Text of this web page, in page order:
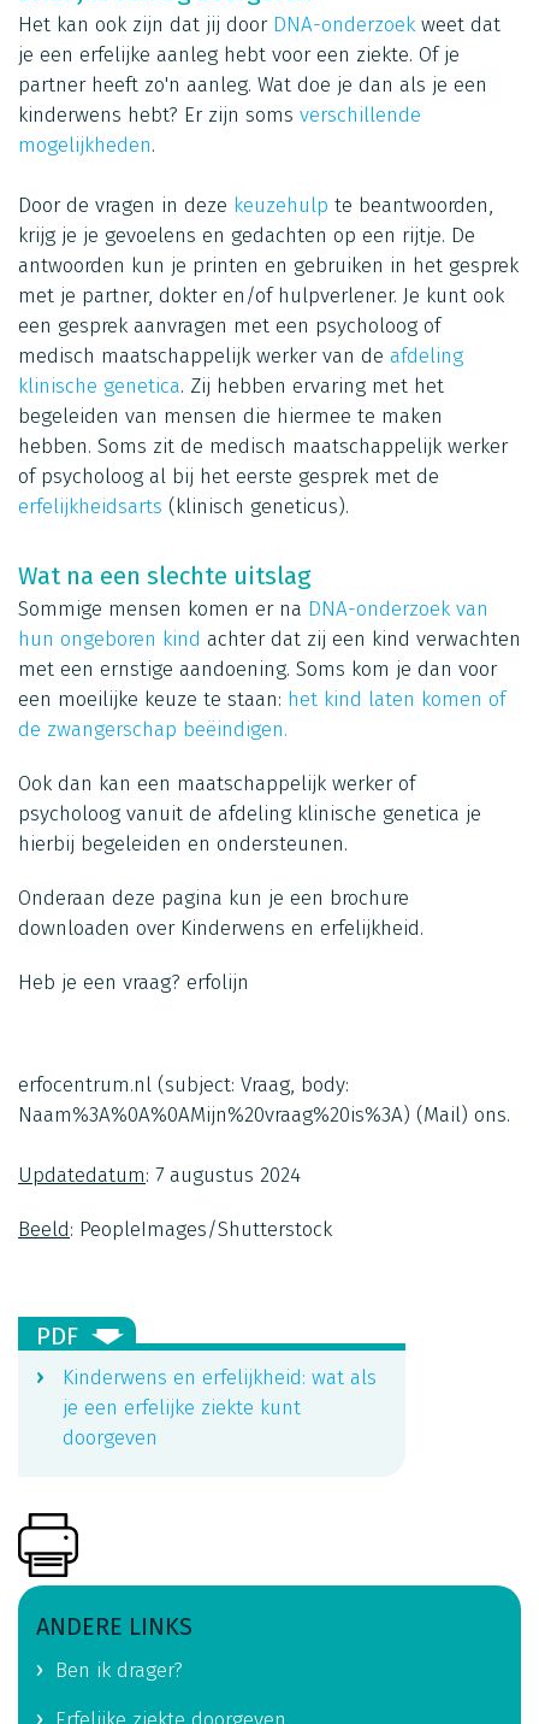
Het kan ook zijn dat jij door DNA-onderzoek weet dat
je een erfelijke aanleg hebt voor een ziekte. Of je
partner heeft zo'n aanleg. Wat doe je dan als je een
kinderwens hebt? Er zijn soms verschillende
mogelijkheden.
Door de vragen in deze keuzehulp te beantwoorden,
krijg je je gevoelens en gedachten op een rijtje. De
antwoorden kun je printen en gebruiken in het gesprek
met je partner, dokter en/of hulpverlener. Je kunt ook
een gesprek aanvragen met een psycholoog of
medisch maatschappelijk werker van de afdeling
klinische genetica. Zij hebben ervaring met het
begeleiden van mensen die hiermee te maken
hebben. Soms zit de medisch maatschappelijk werker
of psycholoog al bij het eerste gesprek met de
erfelijkheidsarts (klinisch geneticus).
Wat na een slechte uitslag
Sommige mensen komen er na DNA-onderzoek van
hun ongeboren kind achter dat zij een kind verwachten
met een ernstige aandoening. Soms kom je dan voor
een moeilijke keuze te staan: het kind laten komen of
de zwangerschap beëindigen.
Ook dan kan een maatschappelijk werker of
psycholoog vanuit de afdeling klinische genetica je
hierbij begeleiden en ondersteunen.
Onderaan deze pagina kun je een brochure
downloaden over Kinderwens en erfelijkheid.
Heb je een vraag? erfolijn
erfocentrum.nl (subject: Vraag, body:
Naam%3A%0A%0AMijn%20vraag%20is%3A) (Mail) ons.
Updatedatum: 7 augustus 2024
Beeld: PeopleImages/Shutterstock
PDF
Kinderwens en erfelijkheid: wat als
je een erfelijke ziekte kunt
doorgeven
ANDERE LINKS
Ben ik drager?